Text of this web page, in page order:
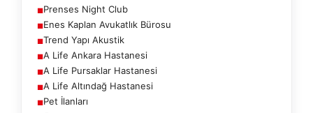
■Prenses Night Club
■Enes Kaplan Avukatlık Bürosu
■Trend Yapı Akustik
■A Life Ankara Hastanesi
■A Life Pursaklar Hastanesi
■A Life Altındağ Hastanesi
■Pet İlanları